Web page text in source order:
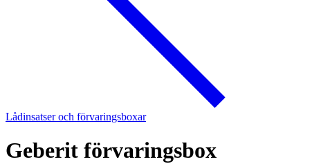
Lådinsatser och förvaringsboxar
Geberit förvaringsbox